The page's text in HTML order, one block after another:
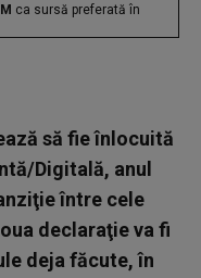
ca sursă preferată în
să fie înlocuită
Digitală, anul
între cele
declaraţie va fi
deja făcute, în